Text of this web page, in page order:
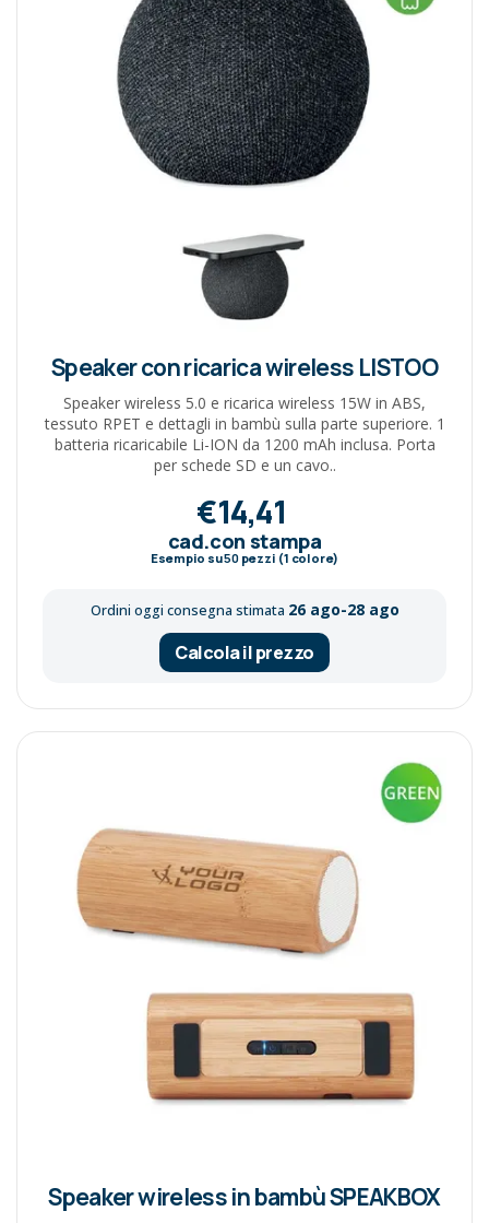
Speaker con ricarica wireless LISTOO
Speaker wireless 5.0 e ricarica wireless 15W in ABS,
tessuto RPET e dettagli in bambù sulla parte superiore. 1
batteria ricaricabile Li-ION da 1200 mAh inclusa. Porta
per schede SD e un cavo..
€14,41
cad.con stampa
Esempio su50pezzi (1 colore)
Ordini oggi consegna stimata 26 ago-28 ago
Calcola il prezzo
Speaker wireless in bambù SPEAKBOX